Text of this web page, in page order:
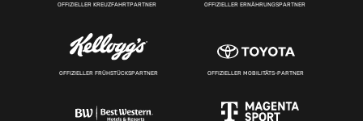
OFFIZIELLER KREUZFAHRTPARTNER OFFIZIELLER ERNÄHRUNGSPARTNER
OFFIZIELLER FRÜHSTÜCKSPARTNER OFFIZIELLER MOBILITÄTS-PARTNER